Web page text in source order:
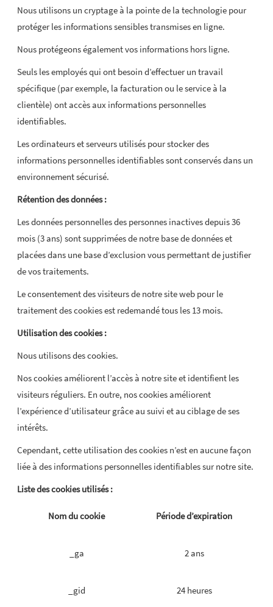
Nous utilisons un cryptage à la pointe de la technologie pour
protéger les informations sensibles transmises en ligne.
Nous protégeons également vos informations hors ligne.
Seuls les employés qui ont besoin d’effectuer un travail
spécifique (par exemple, la facturation ou le service à la
clientèle) ont accès aux informations personnelles
identifiables.
Les ordinateurs et serveurs utilisés pour stocker des
informations personnelles identifiables sont conservés dans un
environnement sécurisé.
Rétention des données :
Les données personnelles des personnes inactives depuis 36
mois (3 ans) sont supprimées de notre base de données et
placées dans une base d’exclusion vous permettant de justifier
de vos traitements.
Le consentement des visiteurs de notre site web pour le
traitement des cookies est redemandé tous les 13 mois.
Utilisation des cookies :
Nous utilisons des cookies.
Nos cookies améliorent l’accès à notre site et identifient les
visiteurs réguliers. En outre, nos cookies améliorent
l’expérience d’utilisateur grâce au suivi et au ciblage de ses
intérêts.
Cependant, cette utilisation des cookies n’est en aucune façon
liée à des informations personnelles identifiables sur notre site.
Liste des cookies utilisés :
Nom du cookie Période d’expiration
_ga 2 ans
_gid 24 heures